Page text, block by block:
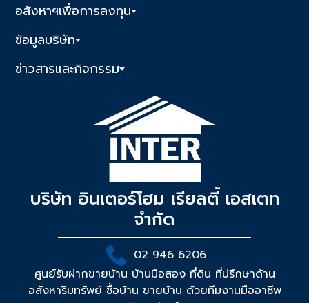
อสังหาฯเพื่อการลงทุน
ข้อมูลบริษัท
ข่าวสารและกิจกรรม
บริษัท อินเตอร์โฮม เรียลตี้ เอสเตท
จำกัด
02 946 6206
ศูนย์รับฝากขายบ้าน บ้านมือสอง ที่ดิน ที่ปรึกษาด้าน
อสังหาริมทรัพย์ ซื้อบ้าน ขายบ้าน ด้วยทีมงานมืออาชีพ